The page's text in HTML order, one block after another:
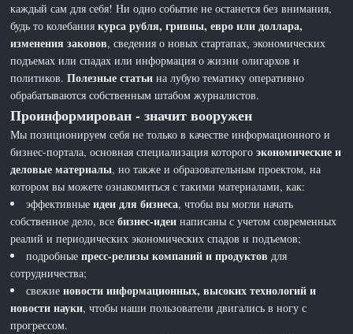
каждый сам для себя! Ни одно событие не останется без внимания,
будь то колебаниякурса рубля, гривны, евро или доллара,
изменения законов, сведения о новых стартапах, экономических
подъемах или спадах или информация о жизни олигархов и
политиков.Полезные статьи на лубую тематику оперативно
обрабатываются собственным штабом журналистов.
Проинформирован - значит вооружен
Мы позиционируем себя не только в качестве информационного и
бизнес-портала, основная специализация которогоэкономические и
деловые материалы, но также и образовательным проектом, на
котором вы можете ознакомиться с такими материалами, как:
эффективныеидеи для бизнеса, чтобы вы могли начать
собственное дело, всебизнес-идеи написаны с учетом современных
реалий и периодических экономических спадов и подъемов;
подробныепресс-релизы компаний и продуктов для
сотрудничества;
свежиеновости информационных, высоких технологий и
новости науки, чтобы наши пользователи двигались в ногу с
прогрессом.